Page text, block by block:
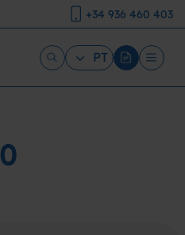
+34 936 460 403
PT